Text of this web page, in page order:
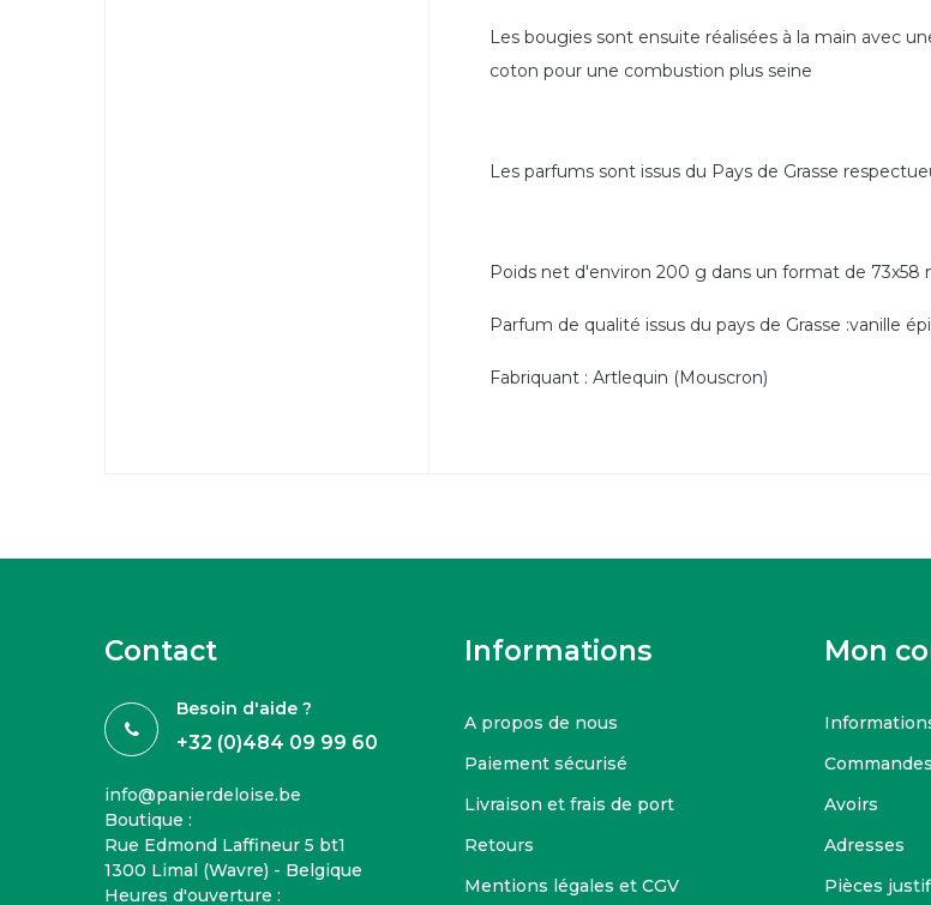
Les bougies sont ensuite réalisées à la main avec
coton pour une combustion plus seine
Les parfums sont issus du Pays de Grasse
Poids net d'environ 200 g dans un format de
Parfum de qualité issus du pays de Grasse :vanille
Fabriquant : Artlequin (Mouscron)
Contact
Besoin d'aide ?
+32 (0)484 09 99 60
info@panierdeloise.be
Boutique :
Rue Edmond Laffineur 5 bt1
1300 Limal (Wavre) - Belgique
Heures d'ouverture :
Informations
A propos de nous
Paiement sécurisé
Livraison et frais de port
Retours
Mentions légales et CGV
Mon
Commandes
Avoirs
Adresses
Pièces